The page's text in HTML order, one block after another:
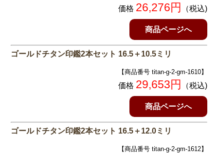
価格 26,276円 （税込)
商品ページへ
ゴールドチタン印鑑2本セット 16.5＋10.5ミリ
【商品番号 titan-g-2-gm-1610】
価格 29,653円 （税込)
商品ページへ
ゴールドチタン印鑑2本セット 16.5＋12.0ミリ
【商品番号 titan-g-2-gm-1612】